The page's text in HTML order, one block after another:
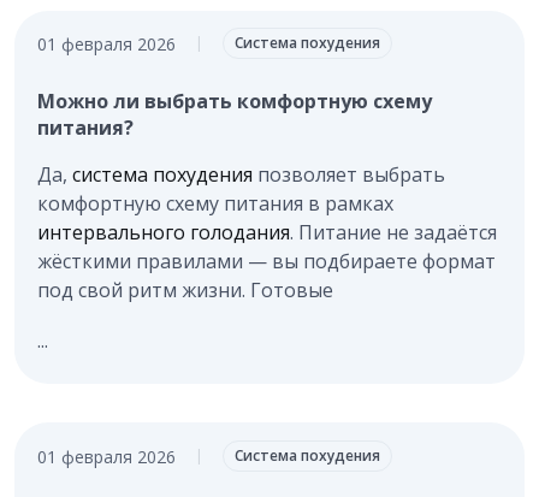
01 февраля 2026 Система похудения
Можно ли выбрать комфортную схему
питания?
Да, система похудения позволяет выбрать
комфортную схему питания в рамках
интервального голодания. Питание не задаётся
жёсткими правилами — вы подбираете формат
под свой ритм жизни. Готовые
...
01 февраля 2026 | Система похудения